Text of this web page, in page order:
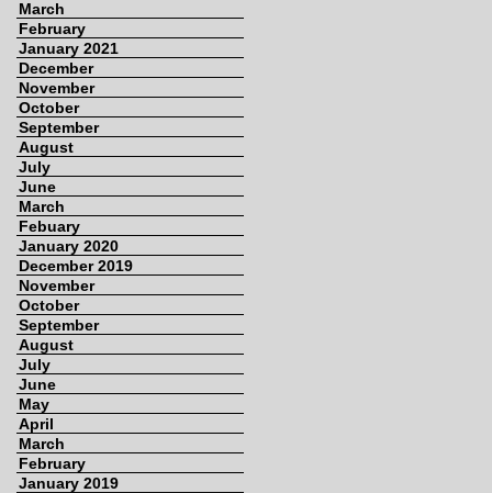
March
February
January 2021
December
November
October
September
August
July
June
March
Febuary
January 2020
December 2019
November
October
September
August
July
June
May
April
March
February
January 2019